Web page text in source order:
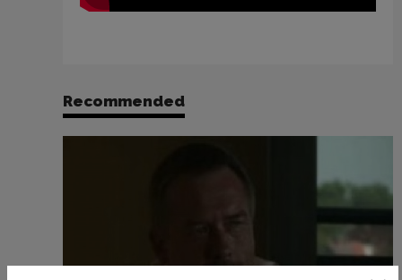
Recommended